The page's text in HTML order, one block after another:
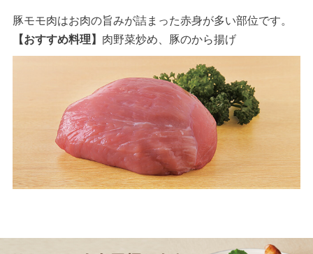
豚モモ肉はお肉の旨みが詰まった赤身が多い部位です。
【おすすめ料理】 肉野菜炒め、豚のから揚げ